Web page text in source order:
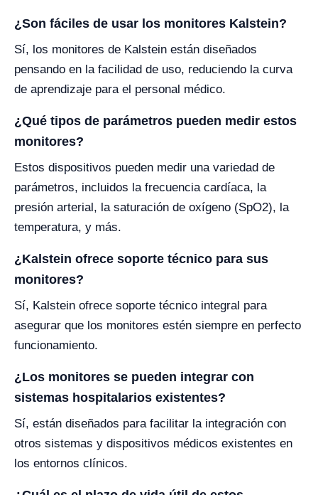
¿Son fáciles de usar los monitores Kalstein?
Sí, los monitores de Kalstein están diseñados
pensando en la facilidad de uso, reduciendo la curva
de aprendizaje para el personal médico.
¿Qué tipos de parámetros pueden medir estos
monitores?
Estos dispositivos pueden medir una variedad de
parámetros, incluidos la frecuencia cardíaca, la
presión arterial, la saturación de oxígeno (SpO2), la
temperatura, y más.
¿Kalstein ofrece soporte técnico para sus
monitores?
Sí, Kalstein ofrece soporte técnico integral para
asegurar que los monitores estén siempre en perfecto
funcionamiento.
¿Los monitores se pueden integrar con
sistemas hospitalarios existentes?
Sí, están diseñados para facilitar la integración con
otros sistemas y dispositivos médicos existentes en
los entornos clínicos.